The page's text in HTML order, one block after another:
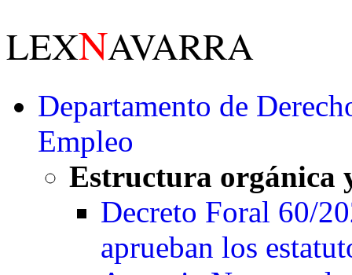
LEXNAVARRA
Departamento de
Empleo
Estructura orgánica
Decreto Foral 60/
aprueban los